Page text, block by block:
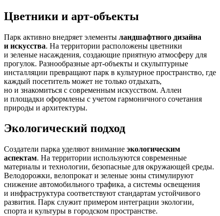
Цветники и арт-объекты
Парк активно внедряет элементы ландшафтного дизайна
и искусства. На территории расположены цветники
и зеленые насаждения, создающие приятную атмосферу для
прогулок. Разнообразные арт-объекты и скульптурные
инсталляции превращают парк в культурное пространство, где
каждый посетитель может не только отдыхать,
но и знакомиться с современным искусством. Аллеи
и площадки оформлены с учетом гармоничного сочетания
природы и архитектуры.
Экологический подход
Создатели парка уделяют внимание экологическим
аспектам. На территории используются современные
материалы и технологии, безопасные для окружающей среды.
Велодорожки, велопрокат и зеленые зоны стимулируют
снижение автомобильного трафика, а системы освещения
и инфраструктура соответствуют стандартам устойчивого
развития. Парк служит примером интеграции экологии,
спорта и культуры в городском пространстве.